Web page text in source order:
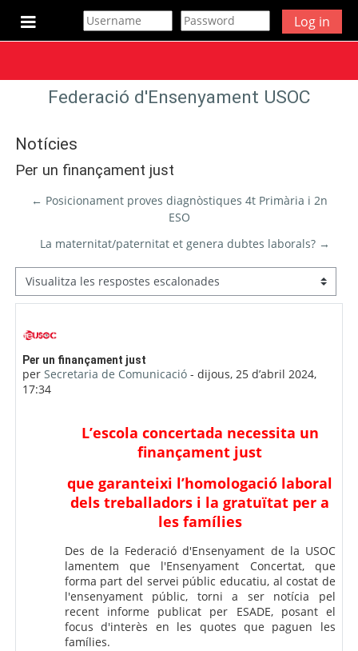
Ves al contingut principal
Panell lateral
Log in
Federació d'Ensenyament USOC
Notícies
Per un finançament just
← Posicionament proves diagnòstiques 4t Primària i 2n
ESO
La maternitat/paternitat et genera dubtes laborals? →
Mode de visualització
Per un finançament just
perSecretaria de Comunicació -dijous, 25 d’abril 2024,
17:34
Nombre de respostes: 0
L’escola concertada necessita un
finançament just
que garanteixi l’homologació laboral
dels treballadors i la gratuïtat per a
les famílies
Des de la Federació d'Ensenyament de la USOC
lamentem que l'Ensenyament Concertat, que
forma part del servei públic educatiu, al costat de
l'ensenyament públic, torni a ser notícia pel
recent informe publicat per ESADE, posant el
focus d'interès en les quotes que paguen les
famílies.